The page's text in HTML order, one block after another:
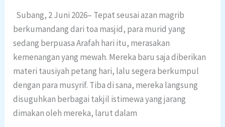
Subang, 2 Juni 2026– Tepat seusai azan magrib
berkumandang dari toa masjid, para murid yang
sedang berpuasa Arafah hari itu, merasakan
kemenangan yang mewah. Mereka baru saja diberikan
materi tausiyah petang hari, lalu segera berkumpul
dengan para musyrif. Tiba di sana, mereka langsung
disuguhkan berbagai takjil istimewa yang jarang
dimakan oleh mereka, larut dalam
Wanareja!